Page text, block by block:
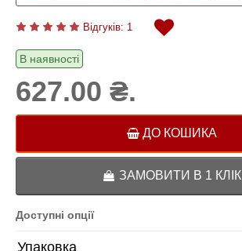
Відгуків: 1
В наявності
627.00 ₴.
ДО КОШИКА
ЗАМОВИТИ В 1 КЛІК
Доступні опції
Упаковка